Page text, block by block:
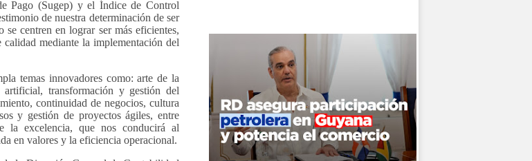
Pago (Sugep) y el Índice de Control
de nuestra determinación de ser
centren en lograr ser más eficientes,
calidad mediante la implementación del
temas innovadores como: arte de la
transformación y gestión del
continuidad de negocios, cultura
y gestión de proyectos ágiles, entre
la excelencia, que nos conducirá al
en valores y la eficiencia operacional.